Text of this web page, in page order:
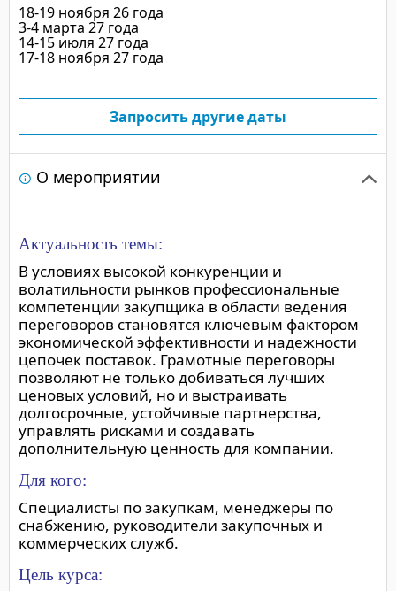
18-19 ноября 26 года
3-4 марта 27 года
14-15 июля 27 года
17-18 ноября 27 года
Запросить другие даты
О мероприятии
Актуальность темы:
В условиях высокой конкуренции и
волатильности рынков профессиональные
компетенции закупщика в области ведения
переговоров становятся ключевым фактором
экономической эффективности и надежности
цепочек поставок. Грамотные переговоры
позволяют не только добиваться лучших
ценовых условий, но и выстраивать
долгосрочные, устойчивые партнерства,
управлять рисками и создавать
дополнительную ценность для компании.
Для кого:
Специалисты по закупкам, менеджеры по
снабжению, руководители закупочных и
коммерческих служб.
Цель курса: